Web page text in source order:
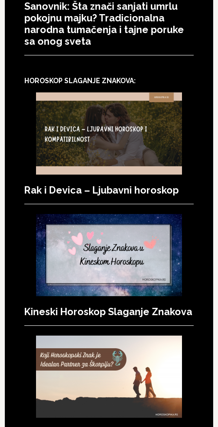
Sanovnik: Šta znači sanjati umrlu
pokojnu majku? Tradicionalna
narodna tumačenja i tajne poruke
sa onog sveta
HOROSKOP SLAGANJE ZNAKOVA:
Rak i Devica – Ljubavni horoskop
Kineski Horoskop Slaganje Znakova